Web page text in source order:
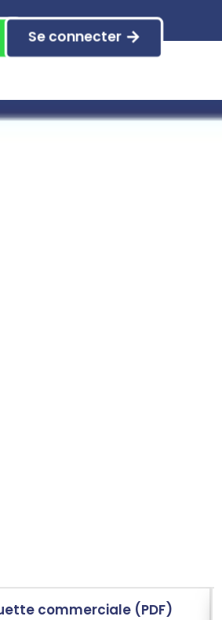
Se connecter
commerciale (PDF)